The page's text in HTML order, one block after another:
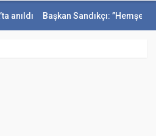
Başkan Sandıkçı: